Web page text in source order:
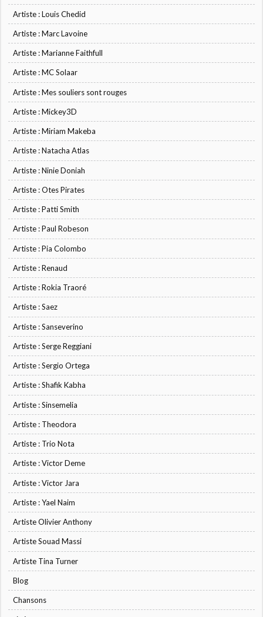
Artiste : Louis Chedid
Artiste : Marc Lavoine
Artiste : Marianne Faithfull
Artiste : MC Solaar
Artiste : Mes souliers sont rouges
Artiste : Mickey3D
Artiste : Miriam Makeba
Artiste : Natacha Atlas
Artiste : Ninie Doniah
Artiste : Otes Pirates
Artiste : Patti Smith
Artiste : Paul Robeson
Artiste : Pia Colombo
Artiste : Renaud
Artiste : Rokia Traoré
Artiste : Saez
Artiste : Sanseverino
Artiste : Serge Reggiani
Artiste : Sergio Ortega
Artiste : Shafik Kabha
Artiste : Sinsemelia
Artiste : Theodora
Artiste : Trio Nota
Artiste : Victor Deme
Artiste : Victor Jara
Artiste : Yael Naim
Artiste Olivier Anthony
Artiste Souad Massi
Artiste Tina Turner
Blog
Chansons